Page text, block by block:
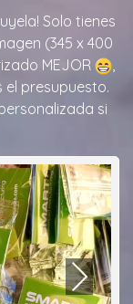
Solo tienes
(345 x 400
MEJOR
,
presupuesto.
si